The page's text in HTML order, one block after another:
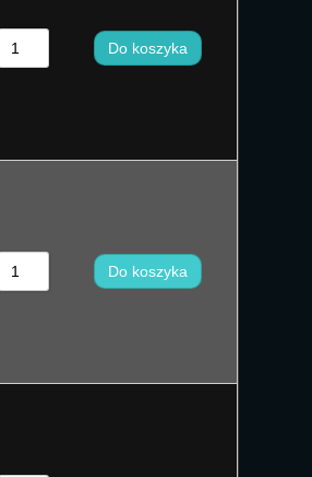
Sortuj od ceny wysokiej do niskiej
po nazwie Z - A
Do koszyka
Do koszyka